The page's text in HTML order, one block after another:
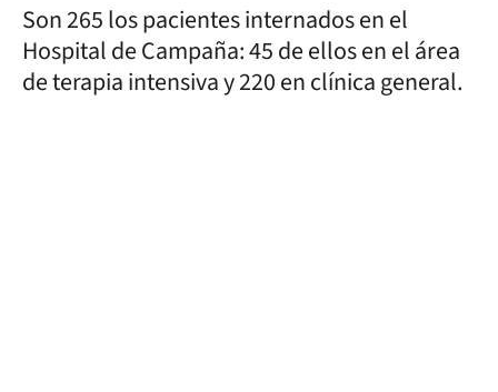
Son 265 los pacientes internados en el
Hospital de Campaña: 45 de ellos en el área
de terapia intensiva y 220 en clínica general.